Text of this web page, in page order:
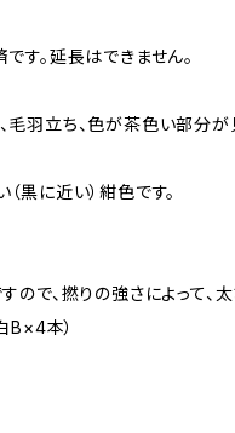
す。延長はできません。
毛羽立ち、色が茶色い部分が
黒に近い）紺色です。
ので、撚りの強さによって、
B×4本）